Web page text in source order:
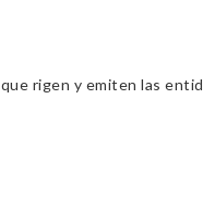
rigen y emiten las